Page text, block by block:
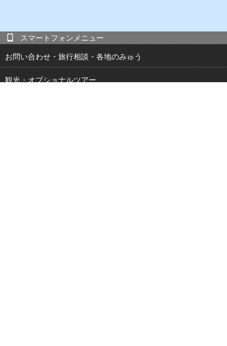
スマートフォンメニュー
お問い合わせ・旅行相談・各地のみゅう
観光・オプショナルツアー